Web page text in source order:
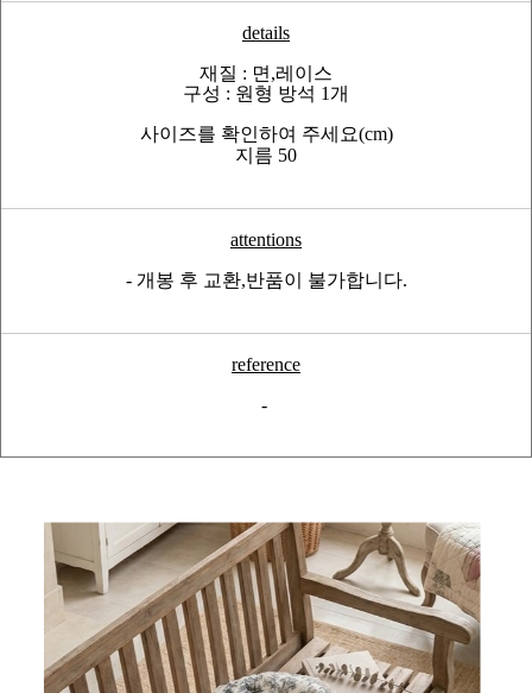
details
재질 : 면,레이스
구성 : 원형 방석 1개
사이즈를 확인하여 주세요(cm)
지름 50
attentions
- 개봉 후 교환,반품이 불가합니다.
reference
-